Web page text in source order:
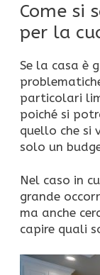
Come si
per la
Se la casa è
particolari
poiché si
quello che si
solo un
Nel caso in
grande
ma anche
capire quali